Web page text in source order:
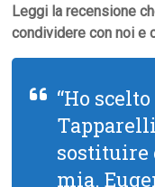
Leggi la recensione
condividere con noi e
“Ho scelto
sostituire
mia.